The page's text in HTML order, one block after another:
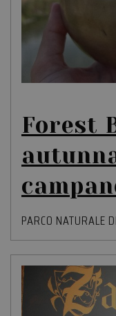
Forest
PARCO NATURALE